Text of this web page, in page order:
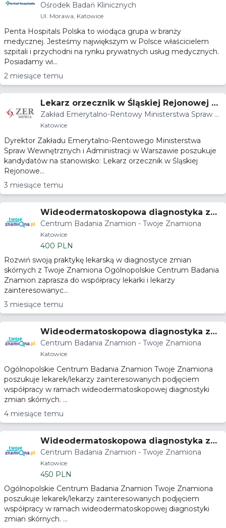
e badacza lub współbadacza
Ośrodek Badań Klinicznych
Ul. Morawa, Katowice
Penta Hospitals Polska to wiodąca grupa w branży
medycznej. Jesteśmy największym w Polsce właścicielem
szpitali i przychodni na rynku prywatnych usług medycznych.
Posiadamy wi...
2 miesiące temu
Lekarz orzecznik w Śląskiej Rejonowej K
omisji Lekarskiej
Zakład Emerytalno-Rentowy Ministerstwa Spraw W
ewnętrznych i Administracji
Katowice
Dyrektor Zakładu Emerytalno-Rentowego Ministerstwa
Spraw Wewnętrznych i Administracji w Warszawie poszukuje
kandydatów na stanowisko: Lekarz orzecznik w Śląskiej
Rejonowe...
3 miesiące temu
Wideodermatoskopowa diagnostyka zmi
an skórnych
Centrum Badania Znamion - Twoje Znamiona
Katowice
400 PLN
Rozwiń swoją praktykę lekarską w diagnostyce zmian
skórnych z Twoje Znamiona Ogólnopolskie Centrum Badania
Znamion zaprasza do współpracy lekarki i lekarzy
zainteresowanyc...
3 miesiące temu
Wideodermatoskopowa diagnostyka zmi
an skórnych
Centrum Badania Znamion - Twoje Znamiona
Katowice
Ogólnopolskie Centrum Badania Znamion Twoje Znamiona
poszukuje lekarek/lekarzy zainteresowanych podjęciem
współpracy w ramach wideodermatoskopowej diagnostyki
zmian skórnych. ...
4 miesiące temu
Wideodermatoskopowa diagnostyka zmi
an skórnych
Centrum Badania Znamion - Twoje Znamiona
Katowice
450 PLN
Ogólnopolskie Centrum Badania Znamion Twoje Znamiona
poszukuje lekarek/lekarzy zainteresowanych podjęciem
współpracy w ramach wideodermatoskopowej diagnostyki
zmian skórnych. ...